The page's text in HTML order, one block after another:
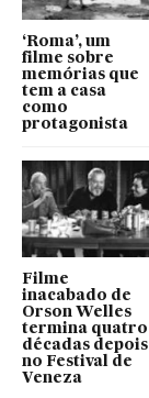
‘Roma’, um
filme sobre
memórias que
tem a casa
como
protagonista
Filme
inacabado de
Orson Welles
termina quatro
décadas depois
no Festival de
Veneza